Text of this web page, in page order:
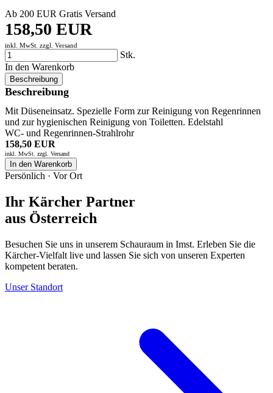
Ab 200 EUR Gratis Versand
158,50 EUR
inkl. MwSt. zzgl. Versand
Stk.
In den Warenkorb
Beschreibung
Beschreibung
Mit Düseneinsatz. Spezielle Form zur Reinigung von Regenrinnen
und zur hygienischen Reinigung von Toiletten. Edelstahl
WC- und Regenrinnen-Strahlrohr
158,50 EUR
inkl. MwSt. zzgl. Versand
In den Warenkorb
Persönlich · Vor Ort
Ihr Kärcher Partner
aus Österreich
Besuchen Sie uns in unserem Schauraum in Imst. Erleben Sie die
Kärcher-Vielfalt live und lassen Sie sich von unseren Experten
kompetent beraten.
Unser Standort